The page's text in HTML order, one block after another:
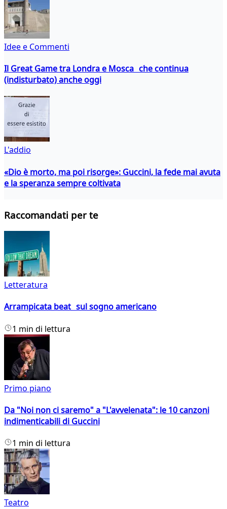
Idee e Commenti
Il Great Game tra Londra e Mosca che continua
(indisturbato) anche oggi
L'addio
«Dio è morto, ma poi risorge»: Guccini, la fede mai avuta
e la speranza sempre coltivata
Raccomandati per te
Letteratura
Arrampicata beat sul sogno americano
1 min di lettura
Primo piano
Da "Noi non ci saremo" a "L'avvelenata": le 10 canzoni
indimenticabili di Guccini
1 min di lettura
Teatro